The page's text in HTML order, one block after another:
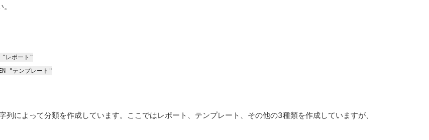
"レポート"
"テンプレート"
列によって分類を作成しています。ここではレポート、テンプレート、その他の3種類を作成していますが、